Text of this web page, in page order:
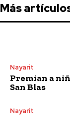
Más
Nayarit
Premian a
San Blas
Nayarit